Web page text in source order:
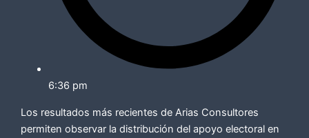
6:36 pm
Los resultados más recientes de Arias Consultores
permiten observar la distribución del apoyo electoral en